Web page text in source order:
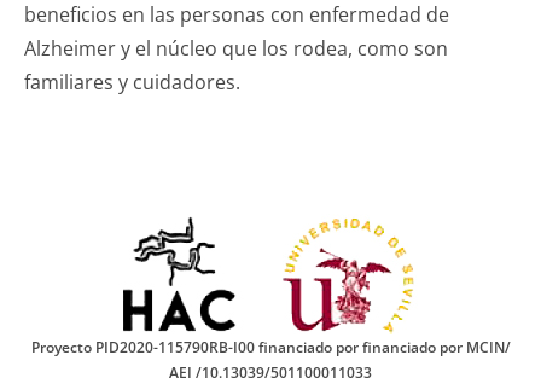
beneficios en las personas con enfermedad de
Alzheimer y el núcleo que los rodea, como son
familiares y cuidadores.
Proyecto PID2020-115790RB-I00 financiado por financiado por MCIN/
AEI /10.13039/501100011033